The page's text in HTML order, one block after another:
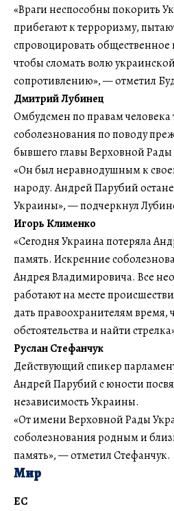
«Враги неспособны покорить
прибегают к терроризму,
спровоцировать
чтобы сломать волю
сопротивлению», — отметил
Дмитрий Лубинец
Омбудсмен по правам
соболезнования по поводу
бывшего главы Верховной
«Он был неравнодушным к
народу. Андрей Парубий
Украины», — подчеркнул
Игорь Клименко
«Сегодня Украина потеряла
память. Искренние
Андрея Владимировича. Все
работают на месте
дать правоохранителям время,
обстоятельства и найти
Руслан Стефанчук
Действующий спикер
Андрей Парубий с юности
независимость Украины.
«От имени Верховной Рады
соболезнования родным и
память», — отметил Стефанчук.
Мир
ЕС